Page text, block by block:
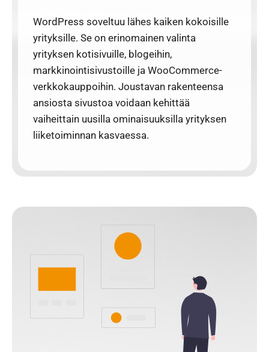
WordPress soveltuu lähes kaiken kokoisille
yrityksille. Se on erinomainen valinta
yrityksen kotisivuille, blogeihin,
markkinointisivustoille ja WooCommerce-
verkkokauppoihin. Joustavan rakenteensa
ansiosta sivustoa voidaan kehittää
vaiheittain uusilla ominaisuuksilla yrityksen
liiketoiminnan kasvaessa.